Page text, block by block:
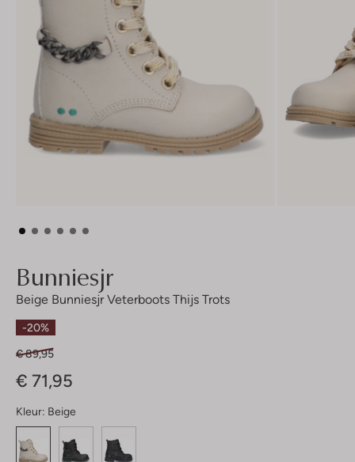
Bunniesjr
Beige Bunniesjr Veterboots Thijs Trots
-20%
€ 89,95
€ 71,95
Kleur: Beige